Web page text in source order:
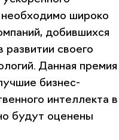
широко
добившихся
развитии своего
Данная премия
бизнес-
интеллекта в
будут оценены